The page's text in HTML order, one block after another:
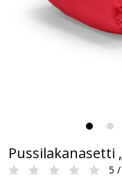
Pussilakanasetti
5